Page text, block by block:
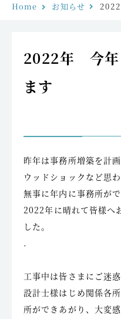
Home お知らせ
2022年 今年
ます
昨年は事務所増築を計
ウッドショックなど思
無事に年内に事務所がで
2022年に晴れて皆様へ
した。
.
工事中は皆さまにご迷
設計士様はじめ関係各
所ができあがり、大変